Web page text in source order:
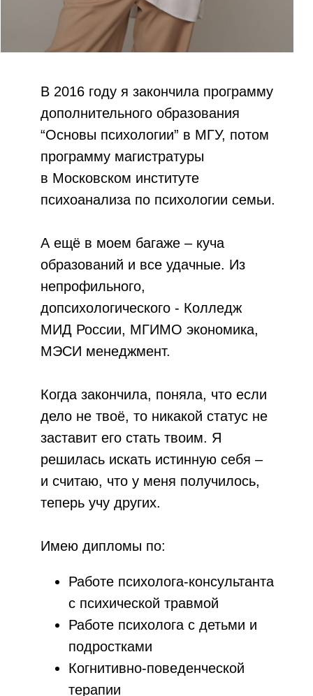
В 2016 году я закончила программу
дополнительного образования
“Основы психологии” в МГУ, потом
программу магистратуры
в Московском институте
психоанализа по психологии семьи.
А ещё в моем багаже – куча
образований и все удачные. Из
непрофильного,
допсихологического - Колледж
МИД России, МГИМО экономика,
МЭСИ менеджмент.
Когда закончила, поняла, что если
дело не твоё, то никакой статус не
заставит его стать твоим. Я
решилась искать истинную себя –
и считаю, что у меня получилось,
теперь учу других.
Имею дипломы по:
Работе психолога-консультанта
с психической травмой
Работе психолога с детьми и
подростками
Когнитивно-поведенческой
терапии